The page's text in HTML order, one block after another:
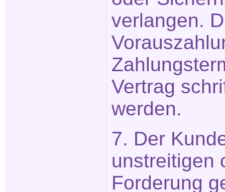
verlangen.
Vertrag
werden.
7. Der
unstreitigen
Forderung